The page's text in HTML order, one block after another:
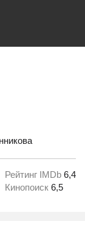
Рейтинг IMDb 6,4
Кинопоиск 6,5